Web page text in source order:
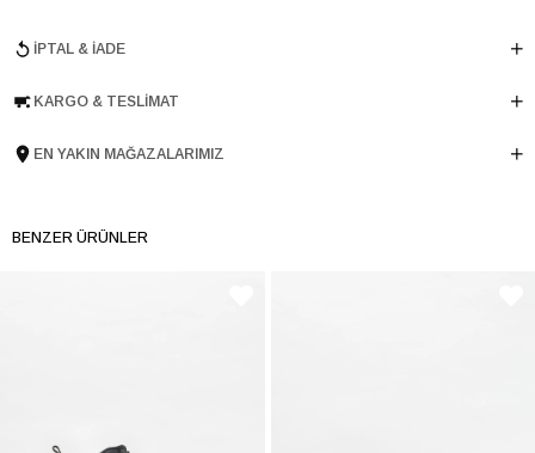
Boy 12 cm
Tema Exotic
İPTAL & İADE
KARGO & TESLIMAT
EN YAKIN MAĞAZALARIMIZ
BENZER ÜRÜNLER